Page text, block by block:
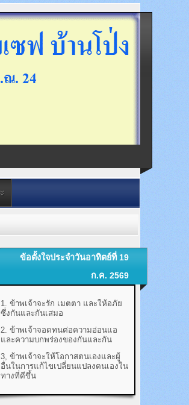
ข้อตั้งใจประจำวันอาทิตย์ที่ 19
ก.ค. 2569
1. ข้าพเจ้าจะรัก เมตตา และให้อภัย
ซึ่งกันและกันเสมอ
2. ข้าพเจ้าจอดทนต่อความอ่อนแอ
และความบกพร่องของกันและกัน
3, ข้าพเจ้าจะให้โอกาสตนเองและผู้
อื่นในการแก้ไขเปลี่ยนแปลงตนเองใน
ทางที่ดีขึ้น